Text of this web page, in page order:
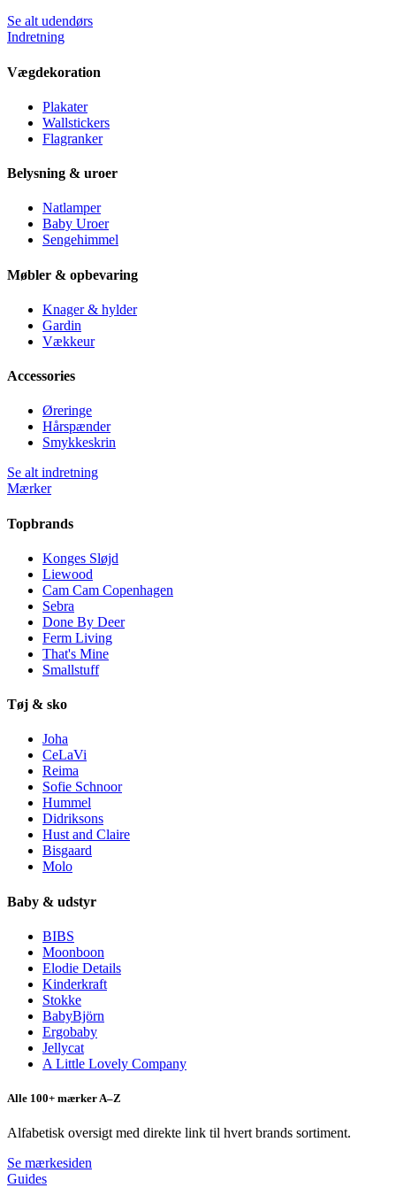
Se alt udendørs
Indretning
Vægdekoration
Plakater
Wallstickers
Flagranker
Belysning & uroer
Natlamper
Baby Uroer
Sengehimmel
Møbler & opbevaring
Knager & hylder
Gardin
Vækkeur
Accessories
Øreringe
Hårspænder
Smykkeskrin
Se alt indretning
Mærker
Topbrands
Konges Sløjd
Liewood
Cam Cam Copenhagen
Sebra
Done By Deer
Ferm Living
That's Mine
Smallstuff
Tøj & sko
Joha
CeLaVi
Reima
Sofie Schnoor
Hummel
Didriksons
Hust and Claire
Bisgaard
Molo
Baby & udstyr
BIBS
Moonboon
Elodie Details
Kinderkraft
Stokke
BabyBjörn
Ergobaby
Jellycat
A Little Lovely Company
Alle 100+ mærker A–Z
Alfabetisk oversigt med direkte link til hvert brands sortiment.
Se mærkesiden
Guides